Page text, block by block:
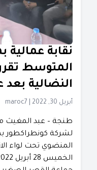
نقابة عمالية
المتوسط
النضالية بعد
أبريل 30, 2022 maroc7
طنجة – عبد المغيث
لشركة كونطراكطور
المنضوي تحت لواء